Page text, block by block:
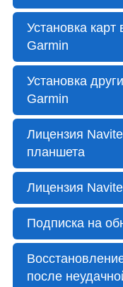
Установка
Garmin
Установка
Garmin
Лицензия
планшета
Лицензия
Подписка на
после